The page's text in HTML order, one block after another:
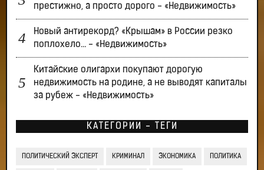
престижно, а просто дорого - «Недвижимость»
Новый антирекорд? «Крышам» в России резко
поплохело… - «Недвижимость»
Китайские олигархи покупают дорогую
недвижимость на родине, а не выводят капиталы
за рубеж - «Недвижимость»
КАТЕГОРИИ - ТЕГИ
ПОЛИТИЧЕСКИЙ ЭКСПЕРТ КРИМИНАЛ ЭКОНОМИКА ПОЛИТИКА